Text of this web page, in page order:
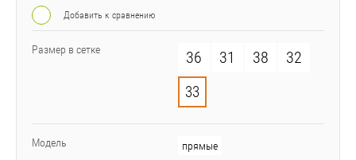
Добавить к сравнению
Размер в сетке 36 31 38 32
33
Модель прямые